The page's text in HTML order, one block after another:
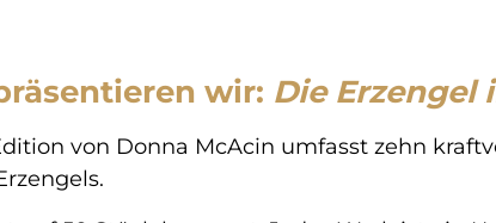
wir: Die Erzengel
von Donna McAcin umfasst zehn